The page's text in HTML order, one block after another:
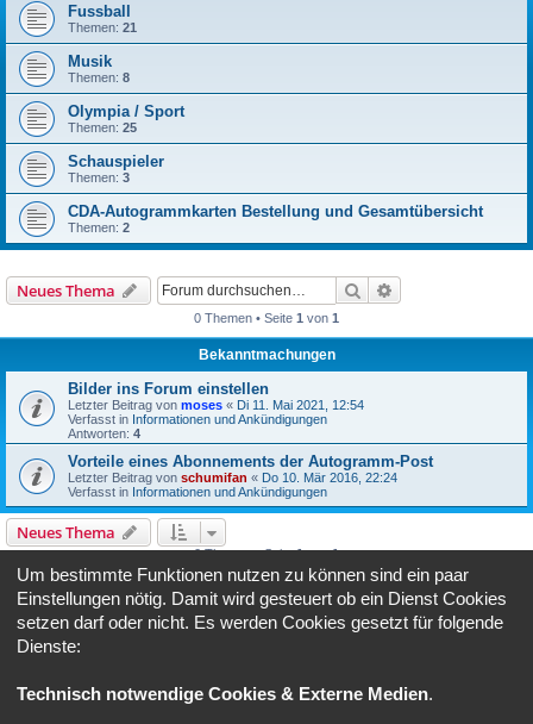
Fussball
Themen: 21
Musik
Themen: 8
Olympia / Sport
Themen: 25
Schauspieler
Themen: 3
CDA-Autogrammkarten Bestellung und Gesamtübersicht
Themen: 2
Neues Thema Suche
0 Themen • Seite 1 von 1
Bekanntmachungen
Bilder ins Forum einstellen
Letzter Beitrag von moses « Di 11. Mai 2021, 12:54
Verfasst in Informationen und Ankündigungen
Antworten: 4
Vorteile eines Abonnements der Autogramm-Post
Letzter Beitrag von schumifan « Do 10. Mär 2016, 22:24
Verfasst in Informationen und Ankündigungen
Neues Thema
0 Themen • Seite1von1
Gehe zu
BERECHTIGUNGEN IN DIESEM FORUM
Du darfst deine Beiträge in diesem Forumnicht ändern.
Um bestimmte Funktionen nutzen zu können sind ein paar
Einstellungen nötig. Damit wird gesteuert ob ein Dienst Cookies
setzen darf oder nicht. Es werden Cookies gesetzt für folgende
Dienste:
Technisch notwendige Cookies & Externe Medien.